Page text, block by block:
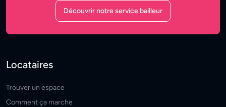
Découvrir notre service bailleur
Locataires
Trouver un espace
Comment ça marche